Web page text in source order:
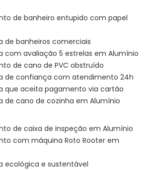
de banheiro entupido com papel
de banheiros comerciais
com avaliação 5 estrelas em Alumínio
de cano de PVC obstruído
de confiança com atendimento 24h
que aceita pagamento via cartão
de cano de cozinha em Alumínio
de caixa de inspeção em Alumínio
com máquina Roto Rooter em
ecológica e sustentável